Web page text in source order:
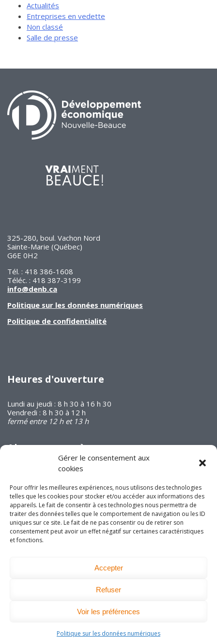
Gérer le consentement aux
cookies
Pour offrir les meilleures expériences, nous utilisons des technologies
telles que les cookies pour stocker et/ou accéder aux informations des
appareils. Le fait de consentir à ces technologies nous permettra de
traiter des données telles que le comportement de navigation ou les ID
uniques sur ce site. Le fait de ne pas consentir ou de retirer son
consentement peut avoir un effet négatif sur certaines caractéristiques
et fonctions.
Accepter
Refuser
Voir les préférences
Politique sur les données numériques
Actualités
Entreprises en vedette
Non classé
Salle de presse
325-280, boul. Vachon Nord
Sainte-Marie (Québec)
G6E 0H2
Tél. : 418 386-1608
Téléc. : 418 387-3199
info@denb.ca
Politique sur les données numériques
Politique de confidentialité
Heures d'ouverture
Lundi au jeudi : 8 h 30 à 16 h 30
Vendredi : 8 h 30 à 12 h
fermé entre 12 h et 13 h
Abonnez-vous à
notre infolettre
Joignez-vous à nous
sur les réseaux
sociaux!
UNE RÉALISATION DE IMAGOCOMMUNICATION